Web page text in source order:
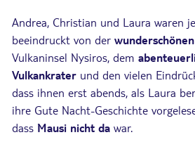
Andrea, Christian und Laura waren
beeindruckt von der
Vulkaninsel Nysiros, dem
Vulkankrater und den vielen
dass ihnen erst abends, als Laura
ihre Gute Nacht-Geschichte
dass Mausi nicht da war.